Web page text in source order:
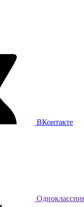
ВКонтакте